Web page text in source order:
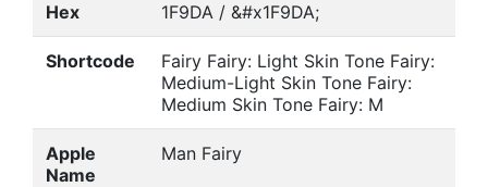
Hex 1F9DA / &#x1F9DA;
Shortcode
Fairy Fairy: Light Skin Tone Fairy:
Medium-Light Skin Tone Fairy:
Medium Skin Tone Fairy: M
Apple
Name
Man Fairy